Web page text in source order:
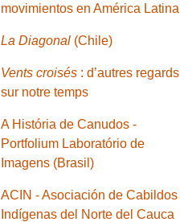
movimientos en América Latina
La Diagonal (Chile)
Vents croisés : d’autres regards
sur notre temps
A História de Canudos -
Portfolium Laboratório de
Imagens (Brasil)
ACIN - Asociación de Cabildos
Indígenas del Norte del Cauca